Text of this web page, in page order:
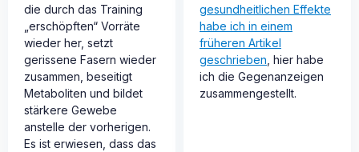
die durch das Training
„erschöpften“ Vorräte
wieder her, setzt
gerissene Fasern wieder
zusammen, beseitigt
Metaboliten und bildet
stärkere Gewebe
anstelle der vorherigen.
Es ist erwiesen, dass das
gesundheitlichen Effekte
habe ich in einem
früheren Artikel
geschrieben , hier habe
ich die Gegenanzeigen
zusammengestellt.